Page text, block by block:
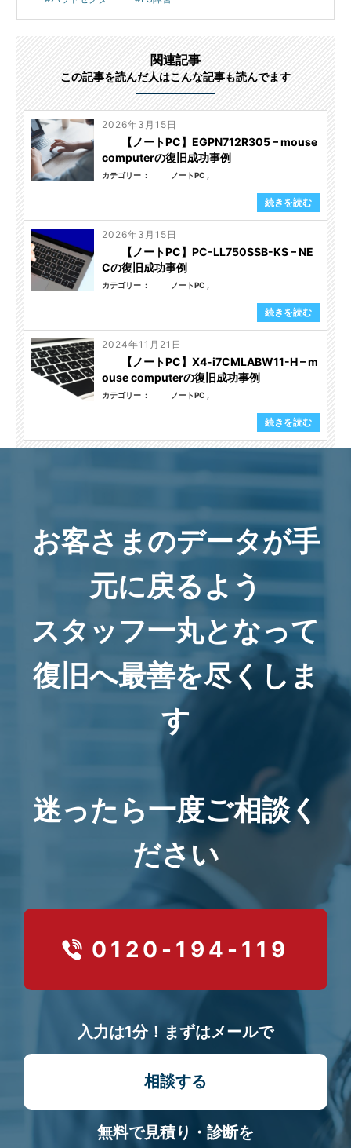
関連記事
この記事を読んだ人はこんな記事も読んでます
2026年3月15日
【ノートPC】EGPN712R305 – mouse
computerの復旧成功事例
カテゴリー ノートPC
続きを読む
2026年3月15日
【ノートPC】PC-LL750SSB-KS – NE
Cの復旧成功事例
カテゴリー ノートPC
続きを読む
2024年11月21日
【ノートPC】X4-i7CMLABW11-H – m
ouse computerの復旧成功事例
カテゴリー ノートPC
続きを読む
お客さまのデータが手
元に戻るよう
スタッフ一丸となって
復旧へ最善を尽くしま
す
迷ったら一度ご相談く
ださい
0120-194-119
入力は1分！まずはメールで
相談する
無料で見積り・診断を